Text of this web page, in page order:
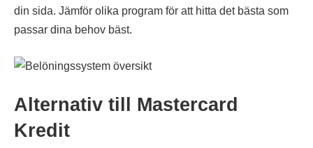
din sida. Jämför olika program för att hitta det bästa som
passar dina behov bäst.
Alternativ till Mastercard
Kredit